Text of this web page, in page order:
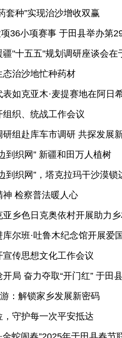
套种”实现治沙增收双赢
36小项赛事 于田县举办第
疆"十五五"规划调研座谈会在
治沙地忙种药材
表如克亚木·麦提赛地在阿日
组织、统战工作会议
研组赴库车市调研 共探发展
到织网” 新疆和田万人植树
到织网”，塔克拉玛干沙漠
神 检察普法暖人心
亚乡色日克奥依村开展助力
库尔班·吐鲁木纪念馆开展爱
宣传思想文化工作会议
开局 奋力夺取“开门红” 于田
游：解锁家乡发展新密码
，守护每一次平安抵达